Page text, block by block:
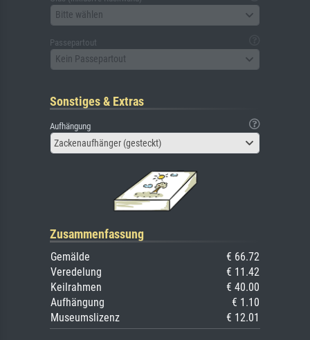
Bitte wählen
Passepartout
Kein Passepartout
Sonstiges & Extras
Aufhängung
Zackenaufhänger (gesteckt)
Zusammenfassung
Gemälde
€ 66.72
Veredelung
€ 11.42
Keilrahmen
€ 40.00
Aufhängung
€ 1.10
Museumslizenz
€ 12.01